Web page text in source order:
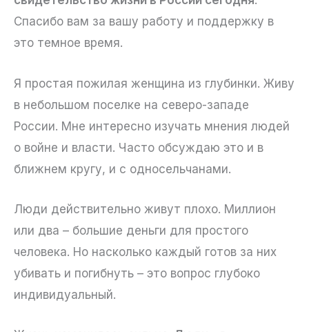
Спасибо вам за вашу работу и поддержку в
это темное время.
Я простая пожилая женщина из глубинки. Живу
в небольшом поселке на северо-западе
России. Мне интересно изучать мнения людей
о войне и власти. Часто обсуждаю это и в
ближнем кругу, и с односельчанами.
Люди действительно живут плохо. Миллион
или два – большие деньги для простого
человека. Но насколько каждый готов за них
убивать и погибнуть – это вопрос глубоко
индивидуальный.